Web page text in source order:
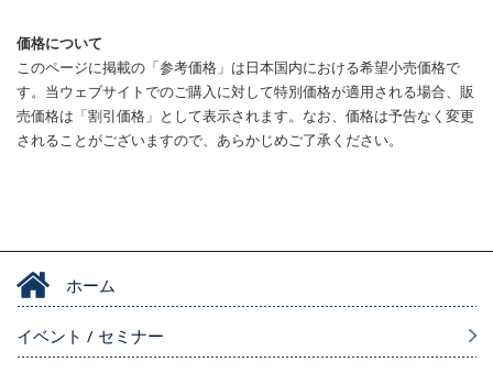
価格について
このページに掲載の「参考価格」は日本国内における希望小売価格で
す。当ウェブサイトでのご購入に対して特別価格が適用される場合、販
売価格は「割引価格」として表示されます。なお、価格は予告なく変更
されることがございますので、あらかじめご了承ください。
ホーム
イベント / セミナー